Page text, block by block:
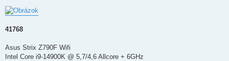
í
s
e
v
41768
Asus Strix Z790F Wifi
Intel Core i9-14900K @ 5,7/4,6 Allcore + 6GHz